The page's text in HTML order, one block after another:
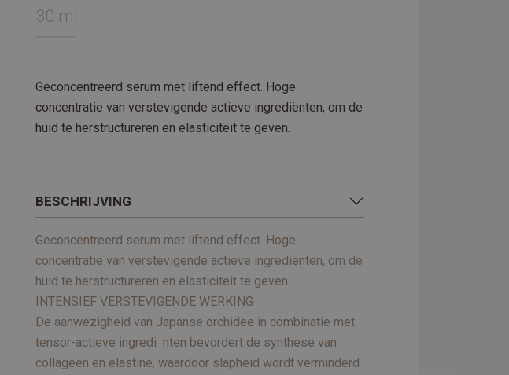
30 ml
Geconcentreerd serum met liftend effect. Hoge
concentratie van verstevigende actieve ingrediënten, om de
huid te herstructureren en elasticiteit te geven.
BESCHRIJVING
Geconcentreerd serum met liftend effect. Hoge
concentratie van verstevigende actieve ingrediënten, om de
huid te herstructureren en elasticiteit te geven.
INTENSIEF VERSTEVIGENDE WERKING
De aanwezigheid van Japanse orchidee in combinatie met
tensor-actieve ingredi nten bevordert de synthese van
collageen en elastine, waardoor slapheid wordt verminderd